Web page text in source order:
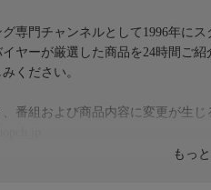
もっ
専門チャンネルとして1996年に
ヤーが厳選した商品を24時間ご
ください。
番組および商品内容に変更が生じ